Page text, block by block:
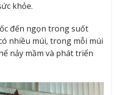
khỏe.
đến ngọn trong suốt
nhiều múi, trong mỗi múi
nảy mầm và phát triển